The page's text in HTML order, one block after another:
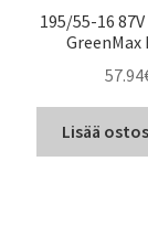
195/55-16
GreenMax
57.94
Lisää